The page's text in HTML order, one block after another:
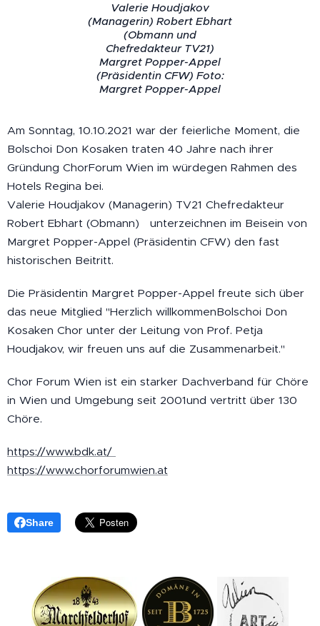
Valerie Houdjakov
(Managerin) Robert Ebhart
(Obmann und
Chefredakteur TV21)
Margret Popper-Appel
(Präsidentin CFW) Foto:
Margret Popper-Appel
Am Sonntag, 10.10.2021 war der feierliche Moment, die
Bolschoi Don Kosaken traten 40 Jahre nach ihrer
Gründung ChorForum Wien im würdegen Rahmen des
Hotels Regina bei.
Valerie Houdjakov (Managerin) TV21 Chefredakteur
Robert Ebhart (Obmann) unterzeichnen im Beisein von
Margret Popper-Appel (Präsidentin CFW) den fast
historischen Beitritt.
Die Präsidentin Margret Popper-Appel freute sich über
das neue Mitglied "Herzlich willkommenBolschoi Don
Kosaken Chor unter der Leitung von Prof. Petja
Houdjakov, wir freuen uns auf die Zusammenarbeit."
Chor Forum Wien ist ein starker Dachverband für Chöre
in Wien und Umgebung seit 2001und vertritt über 130
Chöre.
https://www.bdk.at/
https://www.chorforumwien.at
Share